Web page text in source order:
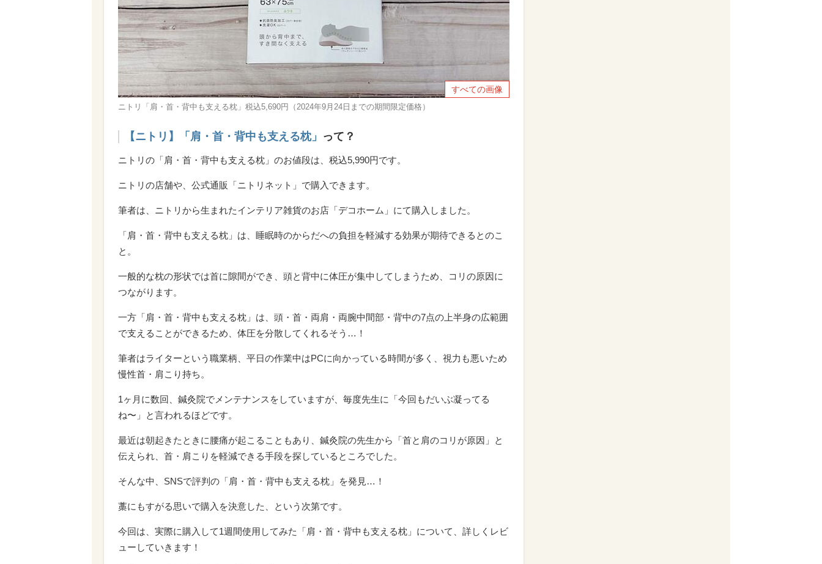
すべての画像
ニトリ「肩・首・背中も支える枕」税込5,690円（2024年9月24日までの期間限定価格）
【ニトリ】「肩・首・背中も支える枕」 って？
ニトリの「肩・首・背中も支える枕」のお値段は、税込5,990円です。
ニトリの店舗や、公式通販「ニトリネット」で購入できます。
筆者は、ニトリから生まれたインテリア雑貨のお店「デコホーム」にて購入しました。
「肩・首・背中も支える枕」は、睡眠時のからだへの負担を軽減する効果が期待できるとのこ
と。
一般的な枕の形状では首に隙間ができ、頭と背中に体圧が集中してしまうため、コリの原因に
つながります。
一方「肩・首・背中も支える枕」は、頭・首・両肩・両腕中間部・背中の7点の上半身の広範囲
で支えることができるため、体圧を分散してくれるそう…！
筆者はライターという職業柄、平日の作業中はPCに向かっている時間が多く、視力も悪いため
慢性首・肩こり持ち。
1ヶ月に数回、鍼灸院でメンテナンスをしていますが、毎度先生に「今回もだいぶ凝ってる
ね〜」と言われるほどです。
最近は朝起きたときに腰痛が起こることもあり、鍼灸院の先生から「首と肩のコリが原因」と
伝えられ、首・肩こりを軽減できる手段を探しているところでした。
そんな中、SNSで評判の「肩・首・背中も支える枕」を発見…！
藁にもすがる思いで購入を決意した、という次第です。
今回は、実際に購入して1週間使用してみた「肩・首・背中も支える枕」について、詳しくレビ
ューしていきます！